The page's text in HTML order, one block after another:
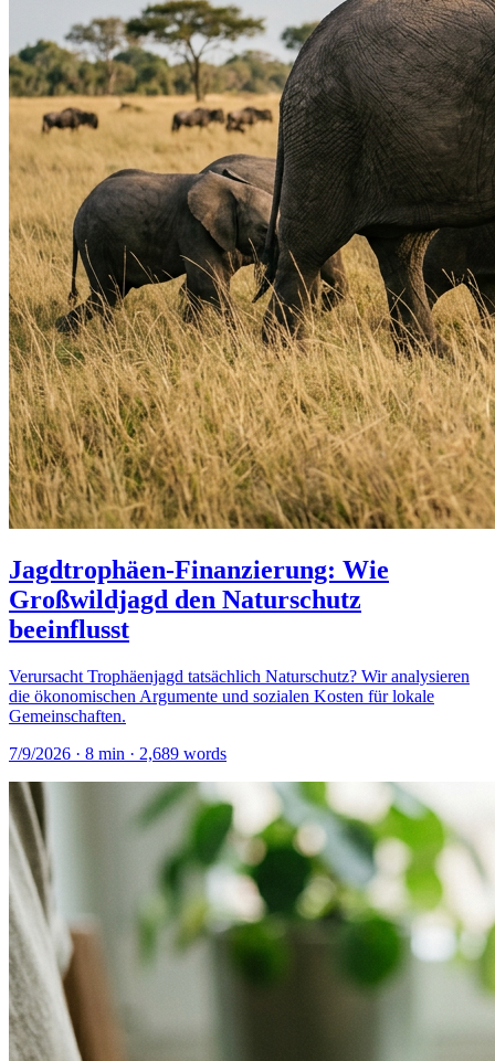
Jagdtrophäen-Finanzierung: Wie
Großwildjagd den Naturschutz
beeinflusst
Verursacht Trophäenjagd tatsächlich Naturschutz? Wir analysieren
die ökonomischen Argumente und sozialen Kosten für lokale
Gemeinschaften.
7/9/2026 · 8 min · 2,689 words